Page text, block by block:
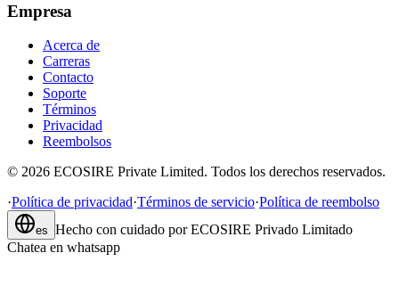
Empresa
Acerca de
Carreras
Contacto
Soporte
Términos
Privacidad
Reembolsos
© 2026 ECOSIRE Private Limited. Todos los derechos reservados.
·Política de privacidad·Términos de servicio·Política de reembolso
es Hecho con cuidado por ECOSIRE Privado Limitado
Chatea en whatsapp